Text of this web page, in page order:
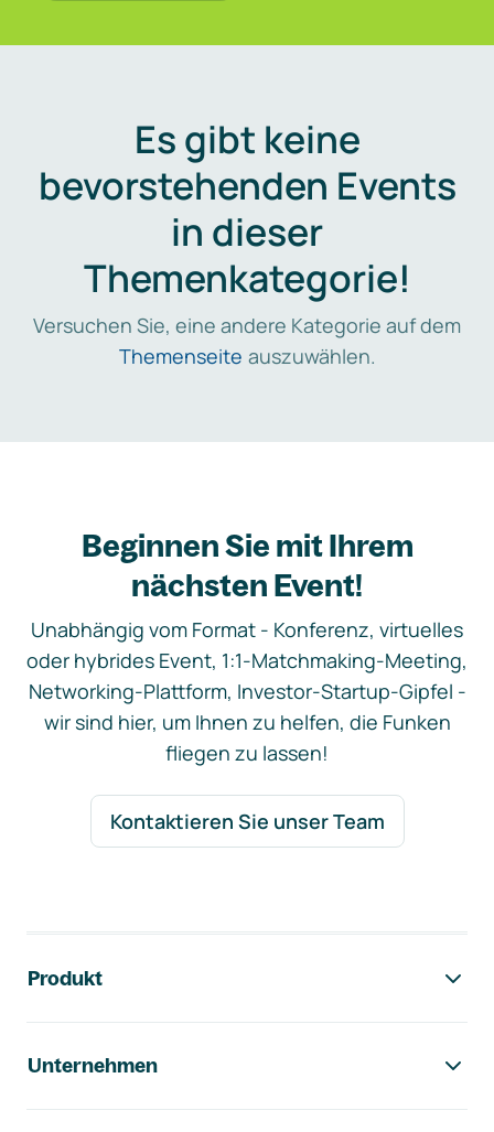
Es gibt keine
bevorstehenden Events
in dieser
Themenkategorie!
Versuchen Sie, eine andere Kategorie auf dem
Themenseite auszuwählen.
Beginnen Sie mit Ihrem
nächsten Event!
Unabhängig vom Format - Konferenz, virtuelles
oder hybrides Event, 1:1-Matchmaking-Meeting,
Networking-Plattform, Investor-Startup-Gipfel -
wir sind hier, um Ihnen zu helfen, die Funken
fliegen zu lassen!
Kontaktieren Sie unser Team
Produkt
Unternehmen